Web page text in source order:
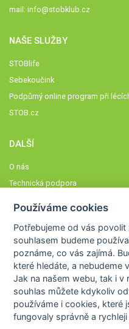
mail: info@stobklub.cz
NAŠE SLUŽBY
STOBlife
Sebekoučink
Podpůrný online program při
STOB.cz
DALŠÍ
O nás
Technická podpora
Členové STOBklubu
Zásady nakládání s osobními údaji
Otestujte se
Spočítejte si
Výzva 52
Používáme cookies
Potřebujeme od vás povolit
souhlasem budeme
poznáme,co vás zajímá.
které hledáte, a nebudeme
Jak na našem webu, tak i v
souhlas můžete kdykoliv
používáme i cookies, které
fungovaly správně a